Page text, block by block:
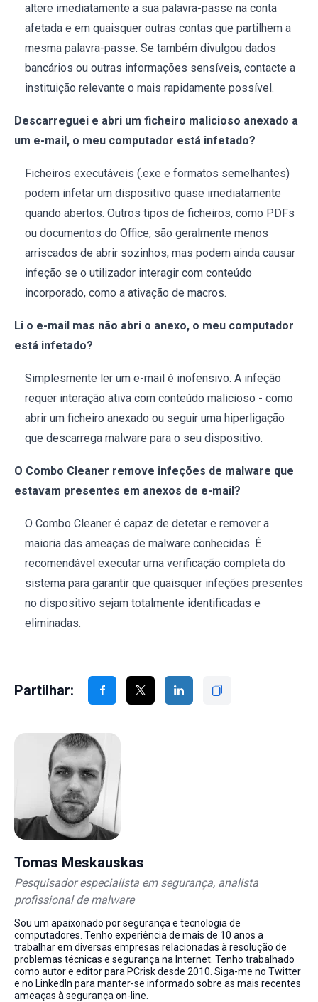
altere imediatamente a sua palavra-passe na conta
afetada e em quaisquer outras contas que partilhem a
mesma palavra-passe. Se também divulgou dados
bancários ou outras informações sensíveis, contacte a
instituição relevante o mais rapidamente possível.
Descarreguei e abri um ficheiro malicioso anexado a
um e-mail, o meu computador está infetado?
Ficheiros executáveis (.exe e formatos semelhantes)
podem infetar um dispositivo quase imediatamente
quando abertos. Outros tipos de ficheiros, como PDFs
ou documentos do Office, são geralmente menos
arriscados de abrir sozinhos, mas podem ainda causar
infeção se o utilizador interagir com conteúdo
incorporado, como a ativação de macros.
Li o e-mail mas não abri o anexo, o meu computador
está infetado?
Simplesmente ler um e-mail é inofensivo. A infeção
requer interação ativa com conteúdo malicioso - como
abrir um ficheiro anexado ou seguir uma hiperligação
que descarrega malware para o seu dispositivo.
O Combo Cleaner remove infeções de malware que
estavam presentes em anexos de e-mail?
O Combo Cleaner é capaz de detetar e remover a
maioria das ameaças de malware conhecidas. É
recomendável executar uma verificação completa do
sistema para garantir que quaisquer infeções presentes
no dispositivo sejam totalmente identificadas e
eliminadas.
Partilhar:
Tomas Meskauskas
Pesquisador especialista em segurança, analista
profissional de malware
Sou um apaixonado por segurança e tecnologia de
computadores. Tenho experiência de mais de 10 anos a
trabalhar em diversas empresas relacionadas à resolução de
problemas técnicas e segurança na Internet. Tenho trabalhado
como autor e editor para PCrisk desde 2010. Siga-me no Twitter
e no LinkedIn para manter-se informado sobre as mais recentes
ameaças à segurança on-line.